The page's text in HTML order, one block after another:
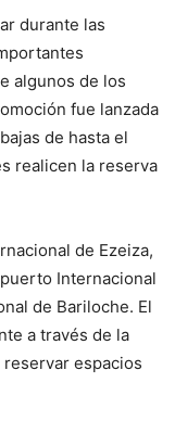
durante las
algunos de los
fue lanzada
de hasta el
realicen la reserva
de Ezeiza,
Internacional
de Bariloche. El
a través de la
espacios